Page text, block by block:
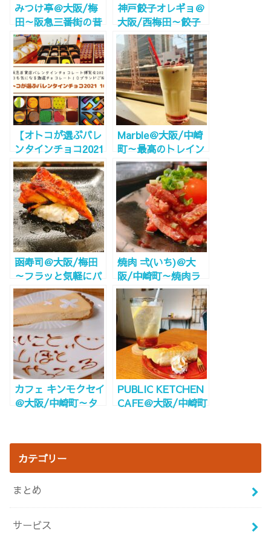
みつけ亭＠大阪/梅
田～阪急三番街の昔
ながらの洋食屋さん
～
神戸餃子オレギョ＠
大阪/西梅田～餃子
にハマったらまずは
オレギョにGo!!～
【オトコが選ぶバレ
ンタインチョコ2021
おすすめ10選】阪急
百貨店チョコレート
博覧会2021！ステイ
ホームのお取り寄せ
でも是非！
Marble＠大阪/中崎
町～最高のトレイン
ビュー！雰囲気満点
隠れ家カフェ～
函寿司＠大阪/梅田
～フラッと気軽にパ
クっと1,2貫！～
焼肉 弌(いち)＠大
阪/中崎町～焼肉ラ
ンチもあり！贅沢和
牛三昧～
カフェ キンモクセイ
＠大阪/中崎町～タ
PUBLIC KETCHEN
CAFE＠大阪/中崎町
カフェ&ランチ～
カテゴリー
まとめ
サービス